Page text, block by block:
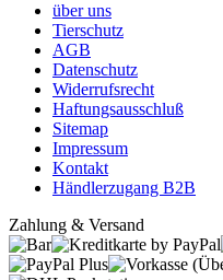
über uns
Tierschutz
AGB
Datenschutz
Widerrufsrecht
Haftungsausschluß
Sitemap
Impressum
Kontakt
Händlerzugang B2B
Zahlung & Versand